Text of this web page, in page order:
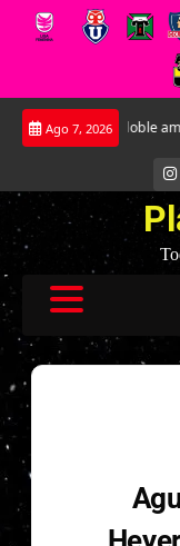
Saltar
Ago 7, 2026
a Argentina en doble